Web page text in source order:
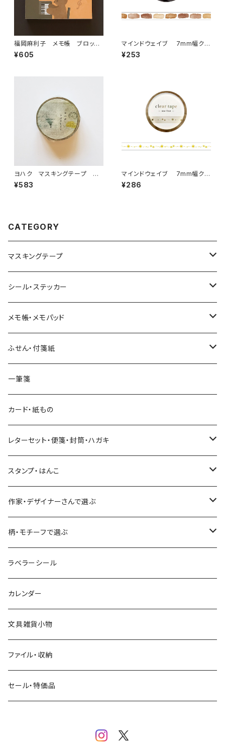
福岡麻利子 メモ帳 ブロック
メモ Let it flow くまピアノ
¥605
マインドウェイブ 7mm幅クリ
アテープ 95409 hokkori ren
gaレンガ
¥253
ヨハク マスキングテープ ラ
ボラトリー Y-189
¥583
マインドウェイブ 7mm幅クリ
アテープ箔押し 95296 star li
ne
¥286
CATEGORY
マスキングテープ
ヨハク
和紙
透明クリア
Hutte paper works （プロペラスタジオ）
ネクタイ
透明クリアテープ
柄・モチーフで選ぶ（マステ）
いちご・ストロベリー
フルーツ・野菜
ミモザ
お花・フラワー・グリーン・植物
マインドウェイブ
水縞
大枝活版室
星燈社
ミナペルホネン
BGM
eric
SAIEN
田村美紀
パピアプラッツ（作家もの）
シール・ステッカー
フレークシール
パピアプラッツ（作家もの）
ヨハク
ステッカーシール
マインドウェイブ
田村美紀
立体シール
メモ帳・メモパッド
ヨハク
HUTTE PAPER WORKS
表現社（作家もの）
星燈社
古川紙工
大枝活版室
ふせん・付箋紙
ヨハク
HUTTE PAPER WORKS
古川紙工
表現社（作家もの）
ロール付箋
一筆箋
カード・紙もの
レターセット・便箋・封筒・ハガキ
古川紙工
表現社（作家もの）
スタンプ・はんこ
Hutte paper works
ヨハク
作家・デザイナーさんで選ぶ
ネクタイ
Hutte paper works
ヨハク
eric
浅野みどり
西淑
柄・モチーフで選ぶ
フルーツ
食べ物・フード・スイーツ
パン・ブレッド
カフェ
コーヒー・飲み物・クリームソーダ
ラベラーシール
カレンダー
文具雑貨小物
ファイル・収納
セール・特価品